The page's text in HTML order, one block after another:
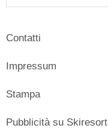
Contatti
Impressum
Stampa
Pubblicità su Skiresort